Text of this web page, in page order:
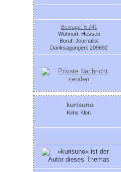
Beiträge: 6 741
Wohnort: Hessen
Beruf: Journalist
Danksagungen: 209692
kurisuno
Kims Klon